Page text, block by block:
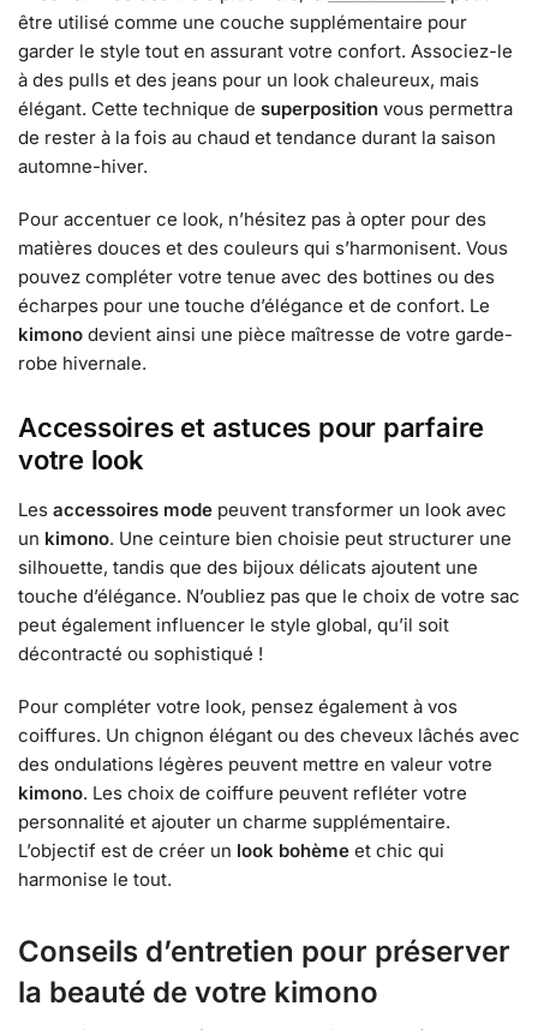
être utilisé comme une couche supplémentaire pour
garder le style tout en assurant votre confort. Associez-le
à des pulls et des jeans pour un look chaleureux, mais
élégant. Cette technique de superposition vous permettra
de rester à la fois au chaud et tendance durant la saison
automne-hiver.
Pour accentuer ce look, n’hésitez pas à opter pour des
matières douces et des couleurs qui s’harmonisent. Vous
pouvez compléter votre tenue avec des bottines ou des
écharpes pour une touche d’élégance et de confort. Le
kimono devient ainsi une pièce maîtresse de votre garde-
robe hivernale.
Accessoires et astuces pour parfaire
votre look
Les accessoires mode peuvent transformer un look avec
un kimono. Une ceinture bien choisie peut structurer une
silhouette, tandis que des bijoux délicats ajoutent une
touche d’élégance. N’oubliez pas que le choix de votre sac
peut également influencer le style global, qu’il soit
décontracté ou sophistiqué !
Pour compléter votre look, pensez également à vos
coiffures. Un chignon élégant ou des cheveux lâchés avec
des ondulations légères peuvent mettre en valeur votre
kimono. Les choix de coiffure peuvent refléter votre
personnalité et ajouter un charme supplémentaire.
L’objectif est de créer un look bohème et chic qui
harmonise le tout.
Conseils d’entretien pour préserver
la beauté de votre kimono